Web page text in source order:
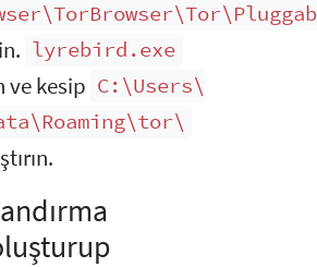
lyrebird.exe
ve kesip C:\Users\